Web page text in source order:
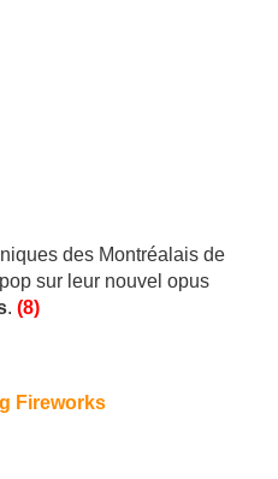
des Montréalais de
sur leur nouvel opus
. (8)
Fireworks